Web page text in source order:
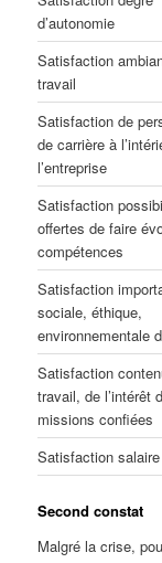
d’autonomie
Satisfaction
travail
Satisfaction de
de carrière à
l’entreprise
Satisfaction
offertes de faire
compétences
Satisfaction
sociale, éthique,
environnementale
Satisfaction
travail, de l’intérêt
missions confiées
Satisfaction salaire
Second constat
Malgré la crise,